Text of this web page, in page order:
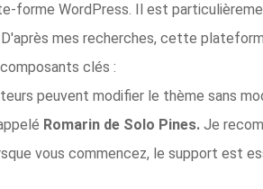
forme WordPress. Il est
mes recherches, cette
clés :
peuvent modifier le thème sans
Romarin de Solo Pines. Je
vous commencez, le support est